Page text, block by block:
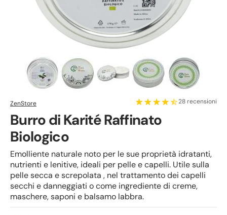
ZenStore 28 recensioni
Burro di Karité Raffinato
Biologico
Emolliente naturale noto per le sue proprietà idratanti,
nutrienti e lenitive, ideali per pelle e capelli. Utile sulla
pelle secca e screpolata , nel trattamento dei capelli
secchi e danneggiati o come ingrediente di creme,
maschere, saponi e balsamo labbra.